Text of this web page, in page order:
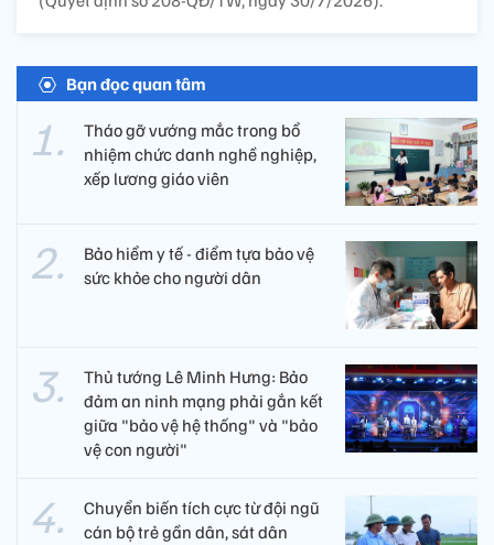
Bạn đọc quan tâm
Tháo gỡ vướng mắc trong bổ
nhiệm chức danh nghề nghiệp,
xếp lương giáo viên
Bảo hiểm y tế - điểm tựa bảo vệ
sức khỏe cho người dân
Thủ tướng Lê Minh Hưng: Bảo
đảm an ninh mạng phải gắn kết
giữa "bảo vệ hệ thống" và "bảo
vệ con người"
Chuyển biến tích cực từ đội ngũ
cán bộ trẻ gần dân, sát dân